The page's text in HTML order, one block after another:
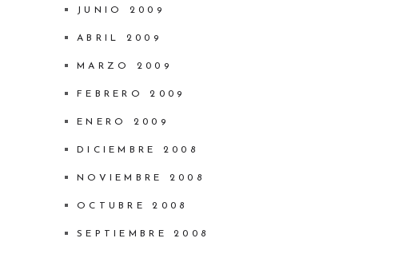
JUNIO 2009
ABRIL 2009
MARZO 2009
FEBRERO 2009
ENERO 2009
DICIEMBRE 2008
NOVIEMBRE 2008
OCTUBRE 2008
SEPTIEMBRE 2008